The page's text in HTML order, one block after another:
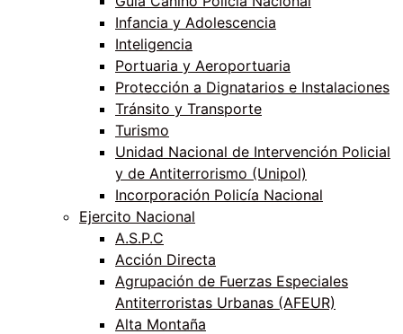
Infancia y Adolescencia
Inteligencia
Portuaria y Aeroportuaria
Protección a Dignatarios e Instalaciones
Tránsito y Transporte
Turismo
Unidad Nacional de Intervención Policial
y de Antiterrorismo (Unipol)
Incorporación Policía Nacional
Ejercito Nacional
A.S.P.C
Acción Directa
Agrupación de Fuerzas Especiales
Antiterroristas Urbanas (AFEUR)
Alta Montaña